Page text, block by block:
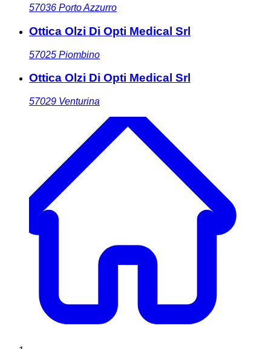
57036 Porto Azzurro
Ottica Olzi Di Opti Medical Srl
57025 Piombino
Ottica Olzi Di Opti Medical Srl
57029 Venturina